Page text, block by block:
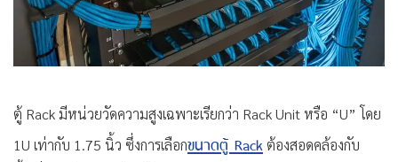
ตู้ Rack มีหน่วยวัดความสูงเฉพาะเรียกว่า Rack Unit หรือ “U” โดย
1U เท่ากับ 1.75 นิ้ว ซึ่งการเลือกขนาดตู้ Rack ต้องสอดคล้องกับ